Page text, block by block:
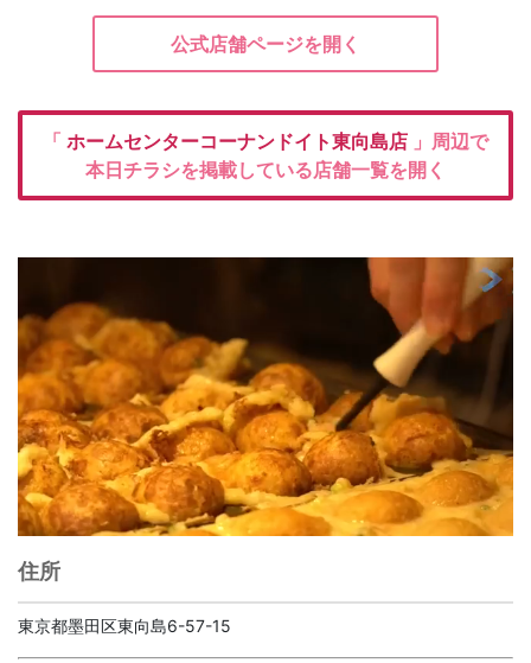
公式店舗ページを開く
「 ホームセンターコーナンドイト東向島店 」周辺で
本日チラシを掲載している店舗一覧を開く
住所
東京都墨田区東向島6-57-15